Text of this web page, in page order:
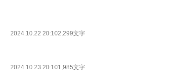
2024.10.22 20:102,299文字
2024.10.23 20:101,985文字